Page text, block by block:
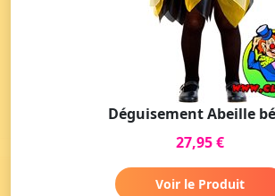
Déguisement Abeille
27,95 €
Voir le Produit